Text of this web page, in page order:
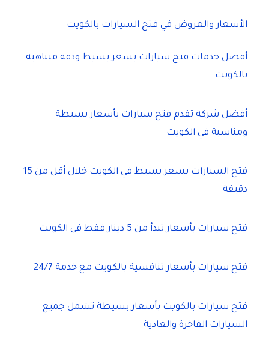
الأسعار والعروض في فتح السيارات بالكويت
أفضل خدمات فتح سيارات بسعر بسيط ودقة متناهية
بالكويت
أفضل شركة تقدم فتح سيارات بأسعار بسيطة
ومناسبة في الكويت
فتح السيارات بسعر بسيط في الكويت خلال أقل من 15
دقيقة
فتح سيارات بأسعار تبدأ من 5 دينار فقط في الكويت
فتح سيارات بأسعار تنافسية بالكويت مع خدمة 24/7
فتح سيارات بالكويت بأسعار بسيطة تشمل جميع
السيارات الفاخرة والعادية